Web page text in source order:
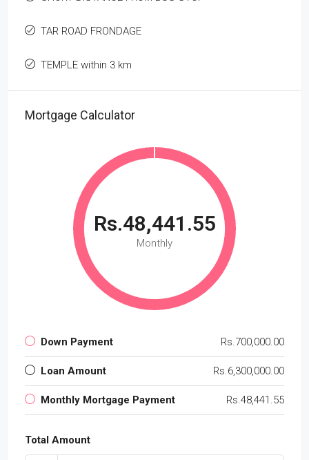
TAR ROAD FRONDAGE
TEMPLE within 3 km
Mortgage Calculator
Rs.48,441.55
Monthly
Down Payment Rs.700,000.00
Loan Amount Rs.6,300,000.00
Monthly Mortgage Payment Rs.48,441.55
Total Amount